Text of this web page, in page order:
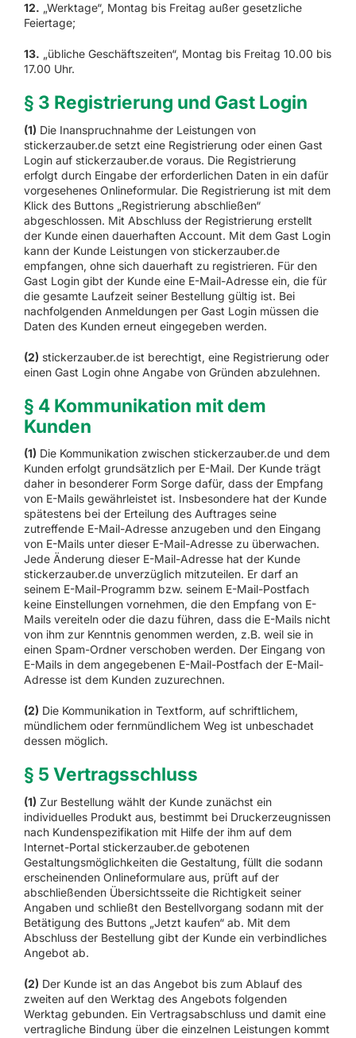
12. „Werktage“, Montag bis Freitag außer gesetzliche
Feiertage;
13. „übliche Geschäftszeiten“, Montag bis Freitag 10.00 bis
17.00 Uhr.
§ 3 Registrierung und Gast Login
(1) Die Inanspruchnahme der Leistungen von
stickerzauber.de setzt eine Registrierung oder einen Gast
Login auf stickerzauber.de voraus. Die Registrierung
erfolgt durch Eingabe der erforderlichen Daten in ein dafür
vorgesehenes Onlineformular. Die Registrierung ist mit dem
Klick des Buttons „Registrierung abschließen“
abgeschlossen. Mit Abschluss der Registrierung erstellt
der Kunde einen dauerhaften Account. Mit dem Gast Login
kann der Kunde Leistungen von stickerzauber.de
empfangen, ohne sich dauerhaft zu registrieren. Für den
Gast Login gibt der Kunde eine E-Mail-Adresse ein, die für
die gesamte Laufzeit seiner Bestellung gültig ist. Bei
nachfolgenden Anmeldungen per Gast Login müssen die
Daten des Kunden erneut eingegeben werden.
(2) stickerzauber.de ist berechtigt, eine Registrierung oder
einen Gast Login ohne Angabe von Gründen abzulehnen.
§ 4 Kommunikation mit dem
Kunden
(1) Die Kommunikation zwischen stickerzauber.de und dem
Kunden erfolgt grundsätzlich per E-Mail. Der Kunde trägt
daher in besonderer Form Sorge dafür, dass der Empfang
von E-Mails gewährleistet ist. Insbesondere hat der Kunde
spätestens bei der Erteilung des Auftrages seine
zutreffende E-Mail-Adresse anzugeben und den Eingang
von E-Mails unter dieser E-Mail-Adresse zu überwachen.
Jede Änderung dieser E-Mail-Adresse hat der Kunde
stickerzauber.de unverzüglich mitzuteilen. Er darf an
seinem E-Mail-Programm bzw. seinem E-Mail-Postfach
keine Einstellungen vornehmen, die den Empfang von E-
Mails vereiteln oder die dazu führen, dass die E-Mails nicht
von ihm zur Kenntnis genommen werden, z.B. weil sie in
einen Spam-Ordner verschoben werden. Der Eingang von
E-Mails in dem angegebenen E-Mail-Postfach der E-Mail-
Adresse ist dem Kunden zuzurechnen.
(2) Die Kommunikation in Textform, auf schriftlichem,
mündlichem oder fernmündlichem Weg ist unbeschadet
dessen möglich.
§ 5 Vertragsschluss
(1) Zur Bestellung wählt der Kunde zunächst ein
individuelles Produkt aus, bestimmt bei Druckerzeugnissen
nach Kundenspezifikation mit Hilfe der ihm auf dem
Internet-Portal stickerzauber.de gebotenen
Gestaltungsmöglichkeiten die Gestaltung, füllt die sodann
erscheinenden Onlineformulare aus, prüft auf der
abschließenden Übersichtsseite die Richtigkeit seiner
Angaben und schließt den Bestellvorgang sodann mit der
Betätigung des Buttons „Jetzt kaufen“ ab. Mit dem
Abschluss der Bestellung gibt der Kunde ein verbindliches
Angebot ab.
(2) Der Kunde ist an das Angebot bis zum Ablauf des
zweiten auf den Werktag des Angebots folgenden
Werktag gebunden. Ein Vertragsabschluss und damit eine
vertragliche Bindung über die einzelnen Leistungen kommt